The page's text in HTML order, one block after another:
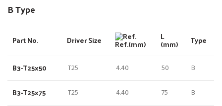
B Type
Part No. Driver Size Ref.(mm)
L
(mm) Type
B3-T25x50 T25 4.40 50 B
B3-T25x75 T25 4.40 75 B